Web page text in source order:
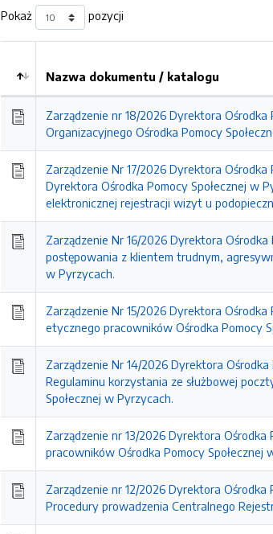
Pokaż pozycji
Kolejność
Nazwa dokumentu / katalogu
Zarządzenie nr 18/2026 Dyrektora
Organizacyjnego Ośrodka Pomocy
Zarządzenie Nr 17/2026 Dyrektora
Dyrektora Ośrodka Pomocy Społecznej w
elektronicznej rejestracji wizyt u
Zarządzenie Nr 16/2026 Dyrektora
postępowania z klientem trudnym,
w Pyrzycach.
Zarządzenie Nr 15/2026 Dyrektora
etycznego pracowników Ośrodka Pomocy
Zarządzenie Nr 14/2026 Dyrektora
Regulaminu korzystania ze służbowej
Społecznej w Pyrzycach.
Zarządzenie nr 13/2026 Dyrektora
pracowników Ośrodka Pomocy
Zarządzenie nr 12/2026 Dyrektora
Procedury prowadzenia Centralnego